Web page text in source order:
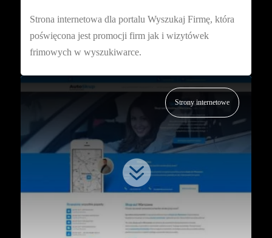
Strona internetowa dla portalu Wyszukaj Firmę, która
poświęcona jest promocji firm jak i wizytówek
frimowych w wyszukiwarce.
Strony internetowe
